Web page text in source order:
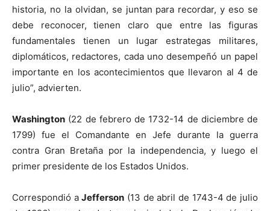
historia, no la olvidan, se juntan para recordar, y eso se
debe reconocer, tienen claro que entre las figuras
fundamentales tienen un lugar estrategas militares,
diplomáticos, redactores, cada uno desempeñó un papel
importante en los acontecimientos que llevaron al 4 de
julio”, advierten.
Washington (22 de febrero de 1732-14 de diciembre de
1799) fue el Comandante en Jefe durante la guerra
contra Gran Bretaña por la independencia, y luego el
primer presidente de los Estados Unidos.
Correspondió aJefferson (13 de abril de 1743-4 de julio